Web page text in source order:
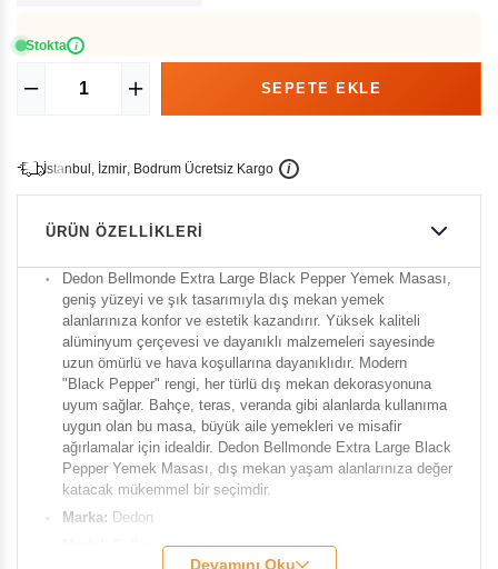
Stokta i
İstanbu , İzmir, Bodrum Ücretsiz Kargo i
ÜRÜN ÖZELLIKLERI
Dedon Bellmonde Extra Large Black Pepper Yemek Masası,
geniş yüzeyi ve şık tasarımıyla dış mekan yemek
alanlarınıza konfor ve estetik kazandırır. Yüksek kaliteli
alüminyum çerçevesi ve dayanıklı malzemeleri sayesinde
uzun ömürlü ve hava koşullarına dayanıklıdır. Modern
"Black Pepper" rengi, her türlü dış mekan dekorasyonuna
uyum sağlar. Bahçe, teras, veranda gibi alanlarda kullanıma
uygun olan bu masa, büyük aile yemekleri ve misafir
ağırlamalar için idealdir. Dedon Bellmonde Extra Large Black
Pepper Yemek Masası, dış mekan yaşam alanlarınıza değer
katacak mükemmel bir seçimdir.
Marka: Dedon
Bellmonde
Devamını Oku